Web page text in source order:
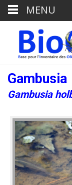
Gambusia
Gambusia
MENU